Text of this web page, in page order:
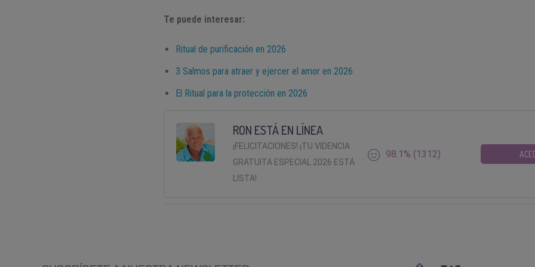
Te puede interesar:
Ritual de purificación en 2026
3 Salmos para atraer y ejercer el amor en 2026
El Ritual para la protección en 2026
RON ESTÁ EN LÍNEA
¡FELICITACIONES! ¡TU VIDENCIA
GRATUITA ESPECIAL 2026 ESTÁ
LISTA!
98.1% (1312)